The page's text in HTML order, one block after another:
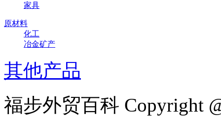
家具
原材料
化工
冶金矿产
其他产品
福步外贸百科 Copyright